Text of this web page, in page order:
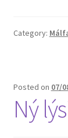
Category:
Posted on 07/
Ný